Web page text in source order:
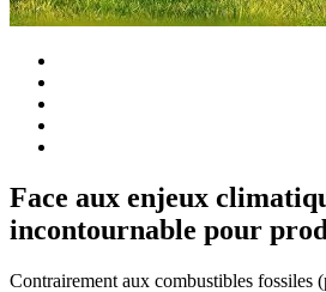
Face aux enjeux
incontournable pour
Contrairement aux combustibles fossiles